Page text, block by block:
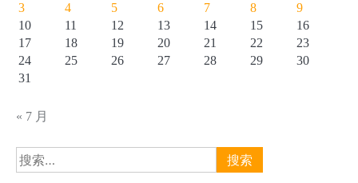
3
4 5 6 7 8
9
10
11 12 13 14 15
16
17
18 19 20 21 22
23
24
25 26 27 28 29
30
31
« 7 月
搜
索：